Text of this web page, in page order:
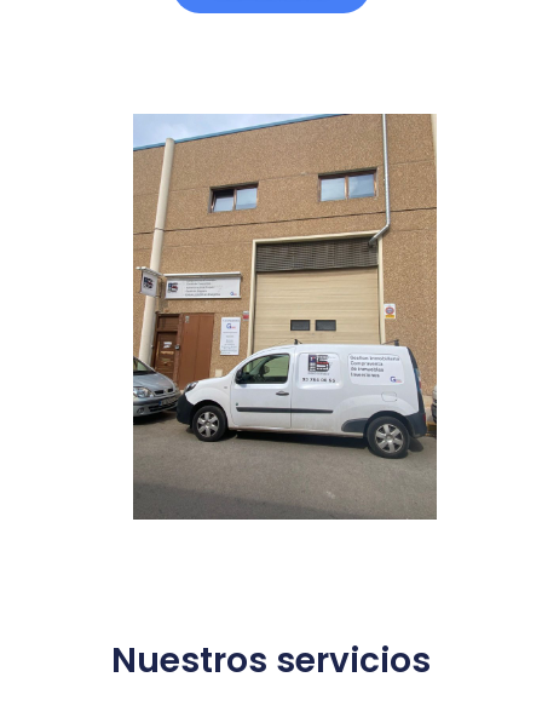
Nuestros servicios